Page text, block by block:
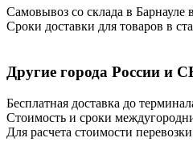
Самовывоз со склада в Барнауле
Сроки доставки для товаров в
Другие города России и
Бесплатная доставка до
Стоимость и сроки
Для расчета стоимости